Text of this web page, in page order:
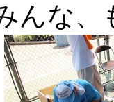
んな、